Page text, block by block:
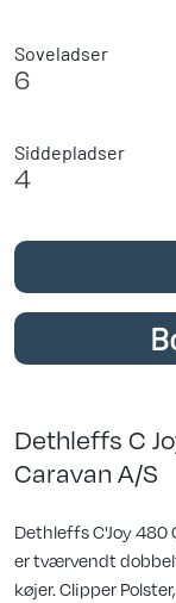
Soveladser
6
Siddepladser
4
Dethleffs C
Caravan A/S
Dethleffs C'Joy 480
er tværvendt
køjer. Clipper